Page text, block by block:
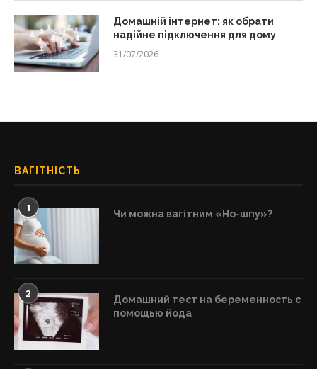
Домашній інтернет: як обрати
надійне підключення для дому
31/07/2026
ВАГІТНІСТЬ
1 Чи можна вагітним «Но-шпу»?
2
Домашний тест на беременность с
помощью йода